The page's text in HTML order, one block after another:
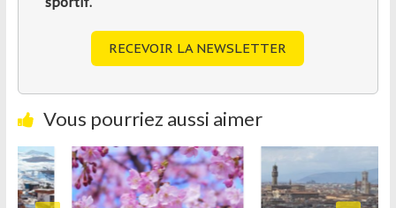
RECEVOIR LA NEWSLETTER
Vous pourriez aussi aimer